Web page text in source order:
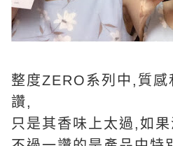
整度ZERO系列中,質感
讚,
只是其香味上太過,如